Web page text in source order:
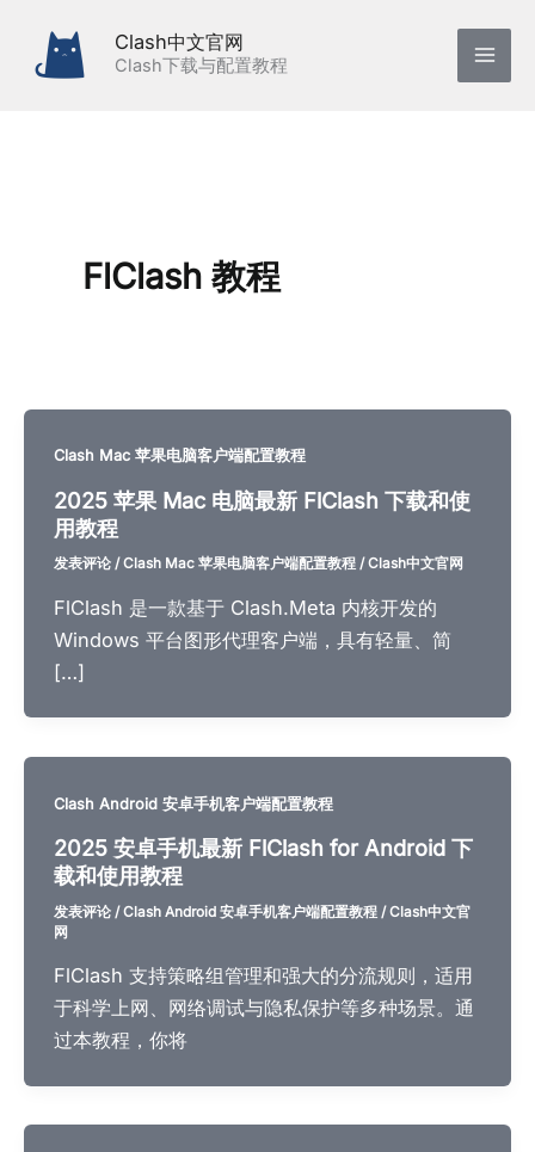
Clash中文官网
Clash下载与配置教程
FlClash 教程
Clash Mac 苹果电脑客户端配置教程
2025 苹果 Mac 电脑最新 FlClash 下载和使
用教程
发表评论 /Clash Mac 苹果电脑客户端配置教程/Clash中文官网
FlClash 是一款基于 Clash.Meta 内核开发的
Windows 平台图形代理客户端，具有轻量、简
[…]
Clash Android 安卓手机客户端配置教程
2025 安卓手机最新 FlClash for Android 下
载和使用教程
发表评论 /Clash Android 安卓手机客户端配置教程/Clash中文官
网
FlClash 支持策略组管理和强大的分流规则，适用
于科学上网、网络调试与隐私保护等多种场景。通
过本教程，你将